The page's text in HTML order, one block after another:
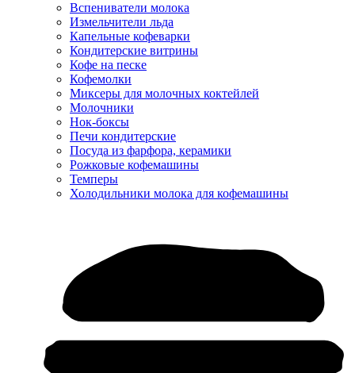
Вспениватели молока
Измельчители льда
Капельные кофеварки
Кондитерские витрины
Кофе на песке
Кофемолки
Миксеры для молочных коктейлей
Молочники
Нок-боксы
Печи кондитерские
Посуда из фарфора, керамики
Рожковые кофемашины
Темперы
Холодильники молока для кофемашины